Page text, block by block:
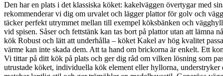
Den har en plats i det klassiska köket: kakelväggen övertygar med
rekommenderar vi dig om urvalet och lägger plattor för golv och
täcker perfekt utrymmet mellan till exempel köksbänken och
vid spisen. Såser och fettstänk kan tas bort på plattor utan att lämna
kök Robust och lätt att underhålla – köket Kakel av hög kvalitet
värme kan inte skada dem. Att ta hand om brickorna är enkelt. Ett
Vi tittar på ditt kök på plats och ger dig råd om vilken lösning som
utrustade köket, individuella kök element eller hyllorna,